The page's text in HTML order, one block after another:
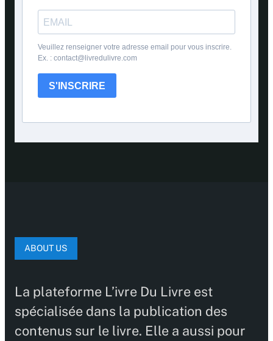
Veuillez renseigner votre adresse email pour vous inscrire.
Ex. : contact@livredulivre.com
S'INSCRIRE
ABOUT US
La plateforme L’ivre Du Livre est
spécialisée dans la publication des
contenus sur le livre. Elle a aussi pour